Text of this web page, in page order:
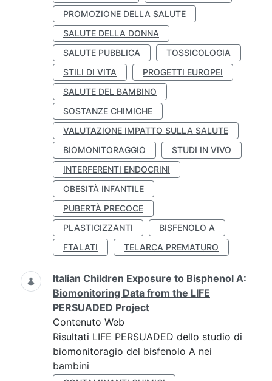
PROMOZIONE DELLA SALUTE
SALUTE DELLA DONNA
SALUTE PUBBLICA
TOSSICOLOGIA
STILI DI VITA
PROGETTI EUROPEI
SALUTE DEL BAMBINO
SOSTANZE CHIMICHE
VALUTAZIONE IMPATTO SULLA SALUTE
BIOMONITORAGGIO
STUDI IN VIVO
INTERFERENTI ENDOCRINI
OBESITÀ INFANTILE
PUBERTÀ PRECOCE
PLASTICIZZANTI
BISFENOLO A
FTALATI
TELARCA PREMATURO
Italian Children Exposure to Bisphenol A:
Biomonitoring Data from the LIFE
PERSUADED Project
Contenuto Web
Risultati LIFE PERSUADED dello studio di
biomonitoragio del bisfenolo A nei
bambini